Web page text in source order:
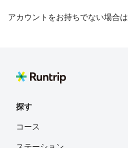
アカウントをお持ちでない場合は
探す
コース